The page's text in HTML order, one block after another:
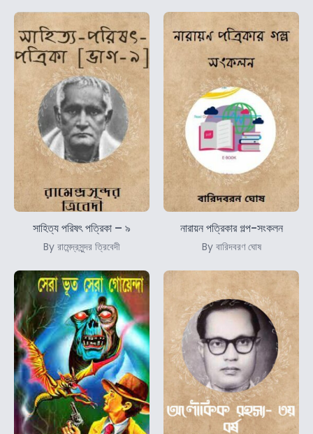
সাহিত্য পরিষৎ পত্রিকা – ৯
By রামেন্দ্রসুন্দর ত্রিবেদী
নারায়ন পত্রিকার গল্প-সংকলন
By বারিদবরণ ঘোষ